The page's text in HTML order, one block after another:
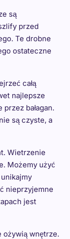
są
przed
Te drobne
ostateczne
całą
najlepsze
bałagan.
są czyste, a
Wietrzenie
Możemy użyć
nieprzyjemne
jest
ożywią wnętrze.